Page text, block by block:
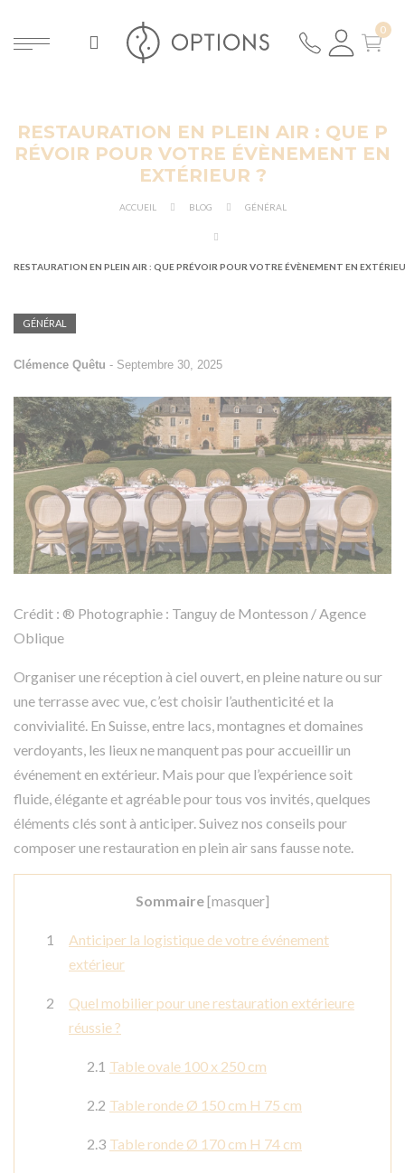
RESTAURATION EN PLEIN AIR : QUE P
RÉVOIR POUR VOTRE ÉVÈNEMENT EN
EXTÉRIEUR ?
ACCUEIL BLOG GÉNÉRAL
RESTAURATION EN PLEIN AIR : QUE PRÉVOIR POUR VOTRE ÉVÈNEMENT EN
GÉNÉRAL
Clémence Quêtu - Septembre 30, 2025
Crédit : ® Photographie : Tanguy de Montesson / Agence
Oblique
Organiser une réception à ciel ouvert, en pleine nature ou sur
une terrasse avec vue, c’est choisir l’authenticité et la
convivialité. En Suisse, entre lacs, montagnes et domaines
verdoyants, les lieux ne manquent pas pour accueillir un
événement en extérieur. Mais pour que l’expérience soit
fluide, élégante et agréable pour tous vos invités, quelques
éléments clés sont à anticiper. Suivez nos conseils pour
composer une restauration en plein air sans fausse note.
Sommaire[masquer]
Anticiper la logistique de votre événement
extérieur
Quel mobilier pour une restauration extérieure
réussie ?
Table ovale 100 x 250 cm
Table ronde Ø 150 cm H 75 cm
Table ronde Ø 170 cm H 74 cm